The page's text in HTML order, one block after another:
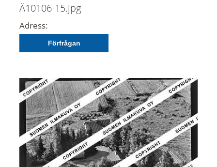
Ä10106-15.jpg
Adress:
Förfrågan